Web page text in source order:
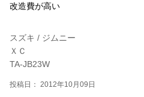
改造費が高い
スズキ / ジムニー
ＸＣ
TA-JB23W
投稿日： 2012年10月09日